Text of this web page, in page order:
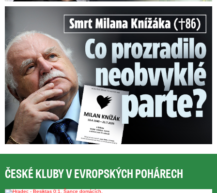
Smrt Milana Knížáka (†86): Co prozradilo neobvyklé parte?
ČESKÉ KLUBY V EVROPSKÝCH POHÁRECH